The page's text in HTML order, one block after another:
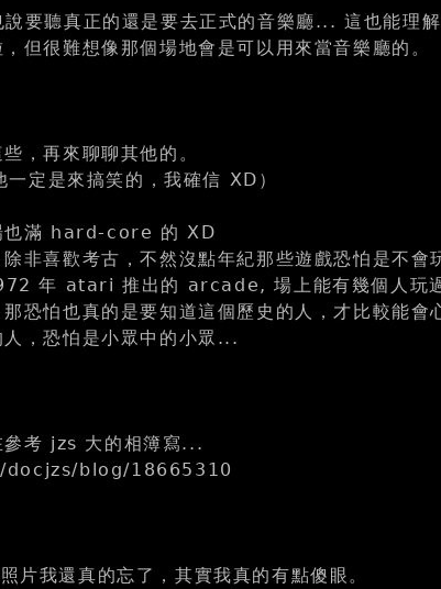
要聽真正的還是要去正式的音樂廳... 這也能理解
但很難想像那個場地會是可以用來當音樂廳的。
，再來聊聊其他的。
一定是來搞笑的，我確信 XD）
也滿 hard-core 的 XD
非喜歡考古，不然沒點年紀那些遊戲恐怕是不會
年 atari 推出的 arcade, 場上能有幾個人玩
恐怕也真的是要知道這個歷史的人，才比較能會
，恐怕是小眾中的小眾...
參考 jzs 大的相簿寫...
blog/18665310
我還真的忘了，其實我真的有點傻眼。